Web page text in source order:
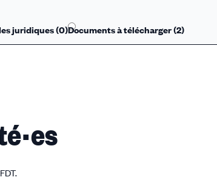
juridiques (0)Documents à télécharger (2)